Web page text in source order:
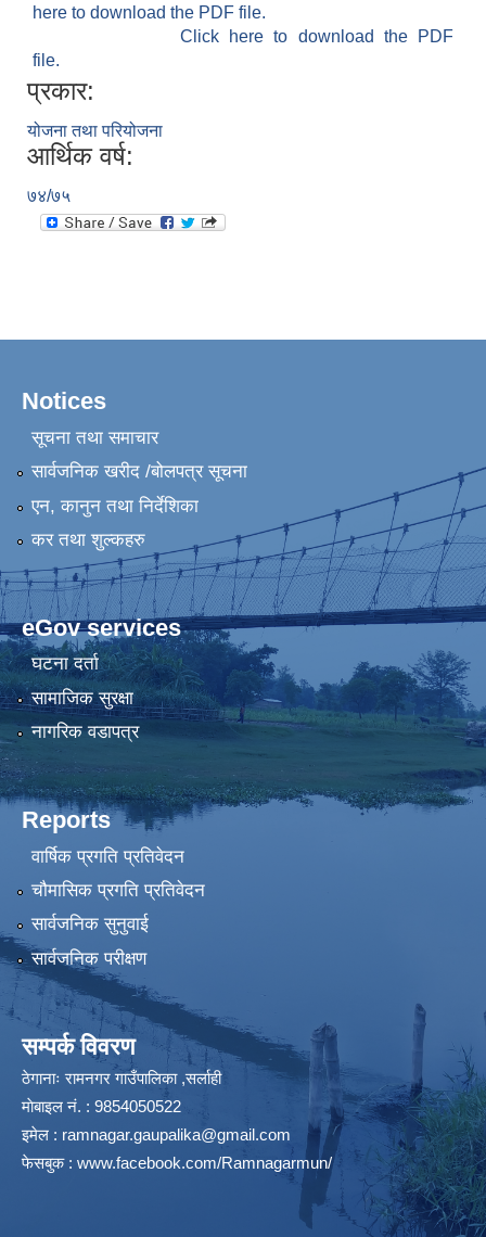
here to download the PDF file.
Click here to download the PDF
file.
प्रकार:
योजना तथा परियोजना
आर्थिक वर्ष:
७४/७५
Notices
सूचना तथा समाचार
सार्वजनिक खरीद /बोलपत्र सूचना
एन, कानुन तथा निर्देशिका
कर तथा शुल्कहरु
eGov services
घटना दर्ता
सामाजिक सुरक्षा
नागरिक वडापत्र
Reports
वार्षिक प्रगति प्रतिवेदन
चौमासिक प्रगति प्रतिवेदन
सार्वजनिक सुनुवाई
सार्वजनिक परीक्षण
सम्पर्क विवरण
ठेगानाः रामनगर गाउँपालिका ,सर्लाही
माेबाइल न‌ं. : 9854050522
इमेल : ramnagar.gaupalika@gmail.com
फेसबुक : www.facebook.com/Ramnagarmun/